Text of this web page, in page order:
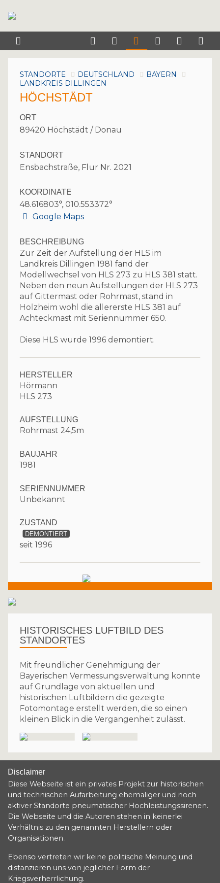
STANDORTE DEUTSCHLAND
BAYERN
LANDKREIS DILLINGEN
HÖCHSTÄDT
ORT
89420 Höchstädt / Donau
STANDORT
Ensbachstraße, Flur Nr. 2021
KOORDINATE
48.616803°, 010.553372°
Google Maps
BESCHREIBUNG
Zur Zeit der Aufstellung der HLS im
Landkreis Dillingen 1981 fand der
Modellwechsel von HLS 273 zu HLS 381 statt.
Neben den neun Aufstellungen der HLS 273
auf Gittermast oder Rohrmast, stand in
Holzheim wohl die allererste HLS 381 auf
Achteckmast mit Seriennummer 650.
Diese HLS wurde 1996 demontiert.
HERSTELLER
Hörmann
HLS 273
AUFSTELLUNG
Rohrmast 24,5m
BAUJAHR
1981
SERIENNUMMER
Unbekannt
ZUSTAND
DEMONTIERT
seit 1996
HISTORISCHES LUFTBILD DES
STANDORTES
Mit freundlicher Genehmigung der
Bayerischen Vermessungsverwaltung konnte
auf Grundlage von aktuellen und
historischen Luftbildern die gezeigte
Fotomontage erstellt werden, die so einen
kleinen Blick in die Vergangenheit zulässt.
Disclaimer
Diese Webseite ist ein privates Projekt zur historischen
und technischen Aufarbeitung ehemaliger und noch
aktiver Standorte pneumatischer Hochleistungssirenen.
Die Webseite und die Autoren stehen in keinerlei
Verhältnis zu den genannten Herstellern oder
Organisationen.
Ebenso vertreten wir keine politische Meinung und
distanzieren uns von jeglicher Form der
Kriegsverherrlichung.